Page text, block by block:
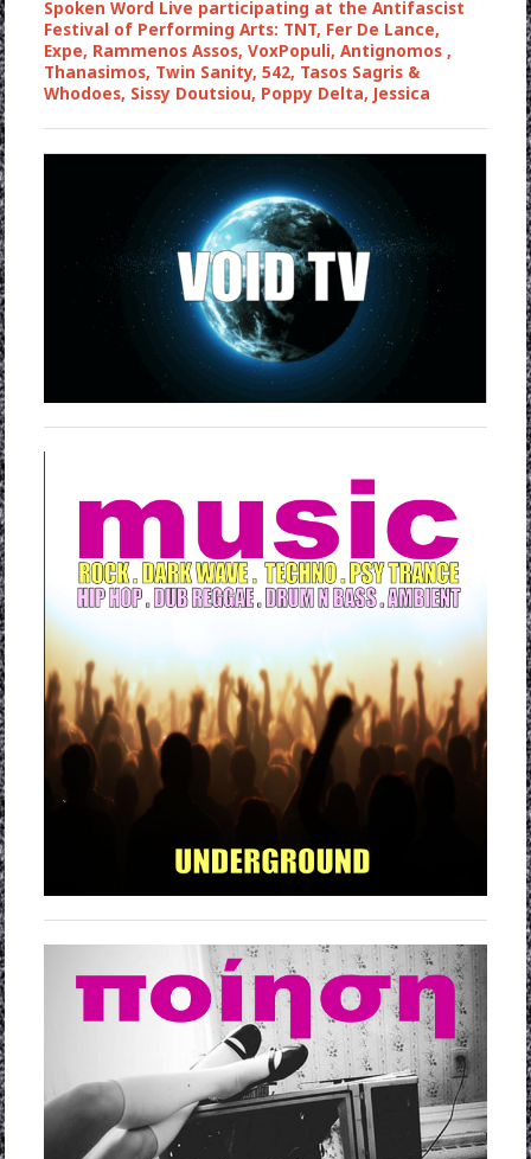
Spoken Word Live participating at the Antifascist
Festival of Performing Arts: TNT, Fer De Lance,
Expe, Rammenos Assos, VoxPopuli, Antignomos ,
Thanasimos, Twin Sanity, 542, Tasos Sagris &
Whodoes, Sissy Doutsiou, Poppy Delta, Jessica